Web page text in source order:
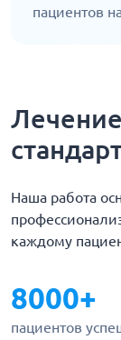
пациентов
Наша работа
каждому
8000+
пациентов